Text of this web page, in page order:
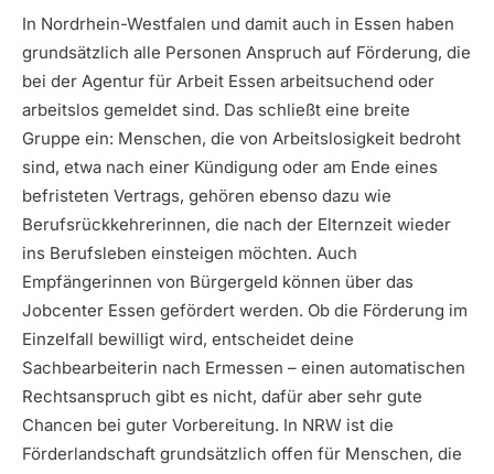
In Nordrhein-Westfalen und damit auch in Essen haben
grundsätzlich alle Personen Anspruch auf Förderung, die
bei der Agentur für Arbeit Essen arbeitsuchend oder
arbeitslos gemeldet sind. Das schließt eine breite
Gruppe ein: Menschen, die von Arbeitslosigkeit bedroht
sind, etwa nach einer Kündigung oder am Ende eines
befristeten Vertrags, gehören ebenso dazu wie
Berufsrückkehrerinnen, die nach der Elternzeit wieder
ins Berufsleben einsteigen möchten. Auch
Empfängerinnen von Bürgergeld können über das
Jobcenter Essen gefördert werden. Ob die Förderung im
Einzelfall bewilligt wird, entscheidet deine
Sachbearbeiterin nach Ermessen – einen automatischen
Rechtsanspruch gibt es nicht, dafür aber sehr gute
Chancen bei guter Vorbereitung. In NRW ist die
Förderlandschaft grundsätzlich offen für Menschen, die